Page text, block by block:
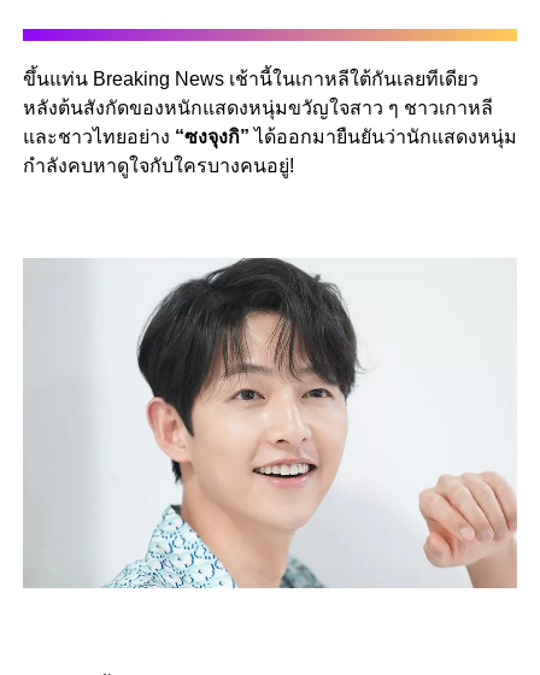
ขึ้นแท่น Breaking News เช้านี้ในเกาหลีใต้กันเลยทีเดียว
หลังต้นสังกัดของหนักแสดงหนุ่มขวัญใจสาว ๆ ชาวเกาหลี
และชาวไทยอย่าง “ซงจุงกิ” ได้ออกมายืนยันว่านักแสดงหนุ่ม
กำลังคบหาดูใจกับใครบางคนอยู่!